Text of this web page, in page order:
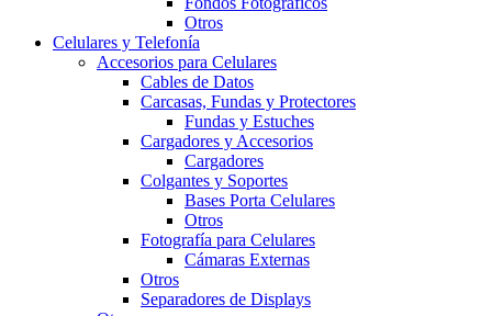
Otros
Celulares y Telefonía
Accesorios para Celulares
Cables de Datos
Carcasas, Fundas y Protectores
Fundas y Estuches
Cargadores y Accesorios
Cargadores
Colgantes y Soportes
Bases Porta Celulares
Otros
Fotografía para Celulares
Cámaras Externas
Otros
Separadores de Displays